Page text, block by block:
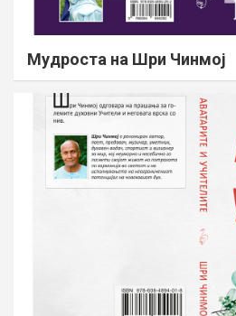
Мудроста на Шри Чинмој